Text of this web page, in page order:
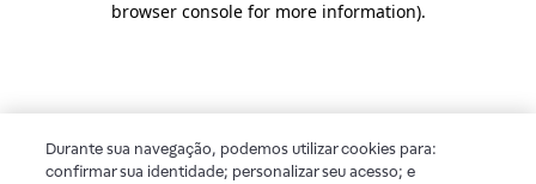
browser console for more information).
Durante sua navegação, podemos utilizar cookies para:
confirmar sua identidade; personalizar seu acesso; e